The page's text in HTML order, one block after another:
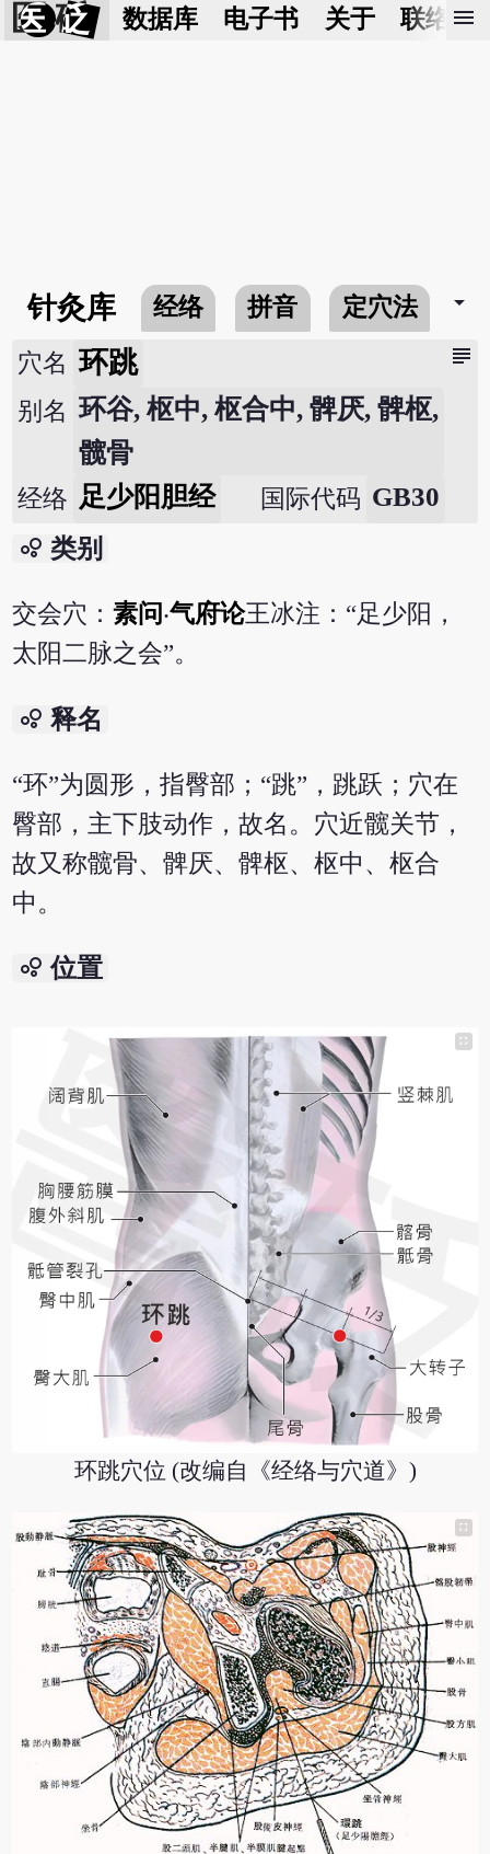
医 砭 数据库 电子书 关于 联络我
menu
针灸库 经络 拼音 定穴法 arrow_drop_down
subject
穴名 环跳
别名 环谷, 枢中, 枢合中, 髀厌, 髀枢,
髋骨
经络 足少阳胆经 国际代码 GB30
bubble_chart 类别
交会穴：素问‧气府论王冰注：“足少阳，
太阳二脉之会”。
bubble_chart 释名
“环”为圆形，指臀部；“跳”，跳跃；穴在
臀部，主下肢动作，故名。穴近髋关节，
故又称髋骨、髀厌、髀枢、枢中、枢合
中。
bubble_chart 位置
环跳穴位 (改编自《经络与穴道》)